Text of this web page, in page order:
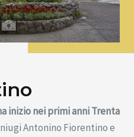
inizio nei primi anni Trenta
Antonino Fiorentino e